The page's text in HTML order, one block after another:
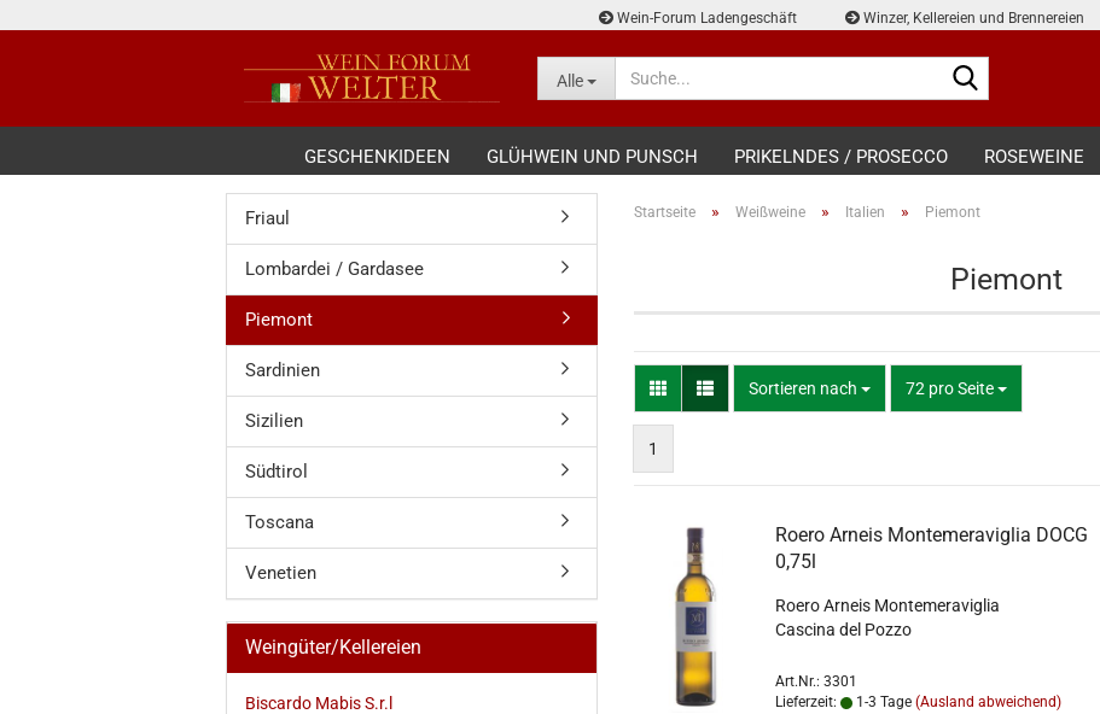
Wein-Forum Ladengeschäft Winzer, Kellereien und Brennereien
Alle
GESCHENKIDEEN GLÜHWEIN UND PUNSCH PRIKELNDES / PROSECCO ROSEWEINE
Startseite » Weißweine » Italien » Piemont
Piemont
Sortieren nach
Sortieren nach 72 pro Seite
pro Seite
1
Roero Arneis Montemeraviglia DOCG
0,75l
Roero Arneis Montemeraviglia
Cascina del Pozzo
Art.Nr.: 3301
Lieferzeit:
1-3 Tage (Ausland abweichend)
Friaul
Lombardei / Gardasee
Piemont
Sardinien
Sizilien
Südtirol
Toscana
Venetien
Weingüter/Kellereien
Biscardo Mabis S.r.l